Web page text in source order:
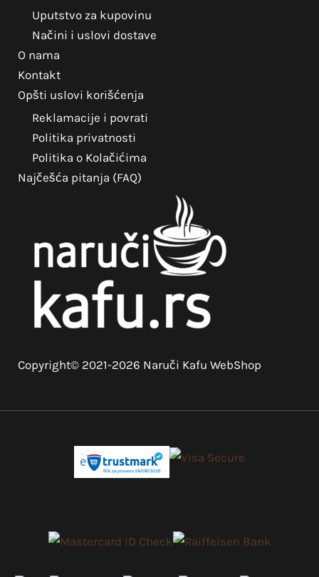
Uputstvo za kupovinu
Načini i uslovi dostave
O nama
Kontakt
Opšti uslovi korišćenja
Reklamacije i povrati
Politika privatnosti
Politika o Kolačićima
Najčešća pitanja (FAQ)
Copyright© 2021-2026 Naruči Kafu WebShop